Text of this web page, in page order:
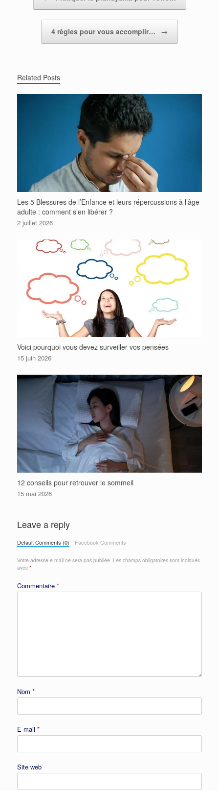
4 règles pour vous accomplir… →
Related Posts
Les 5 Blessures de l’Enfance et leurs répercussions à l’âge
adulte : comment s’en libérer ?
2 juillet 2026
Voici pourquoi vous devez surveiller vos pensées
15 juin 2026
12 conseils pour retrouver le sommeil
15 mai 2026
Leave a reply
Default Comments (0) Facebook Comments
Votre adresse e-mail ne sera pas publiée. Les champs obligatoires sont indiqués
avec *
Commentaire *
Nom *
E-mail *
Site web